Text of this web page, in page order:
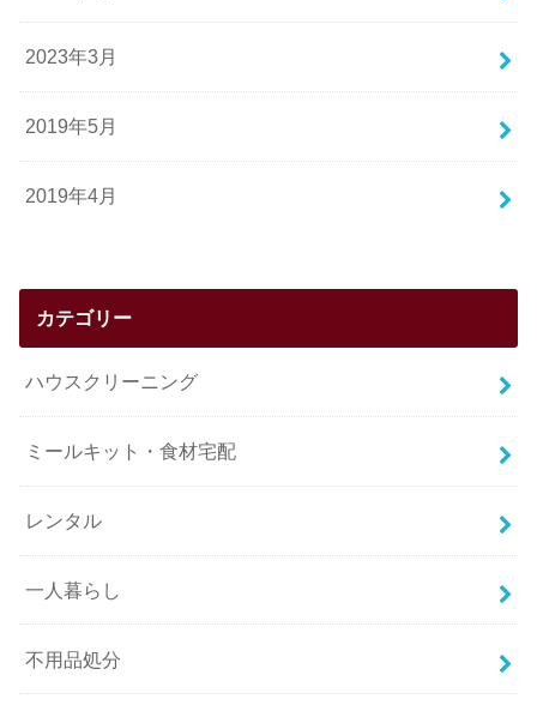
2023年3月
2019年5月
2019年4月
カテゴリー
ハウスクリーニング
ミールキット・食材宅配
レンタル
一人暮らし
不用品処分